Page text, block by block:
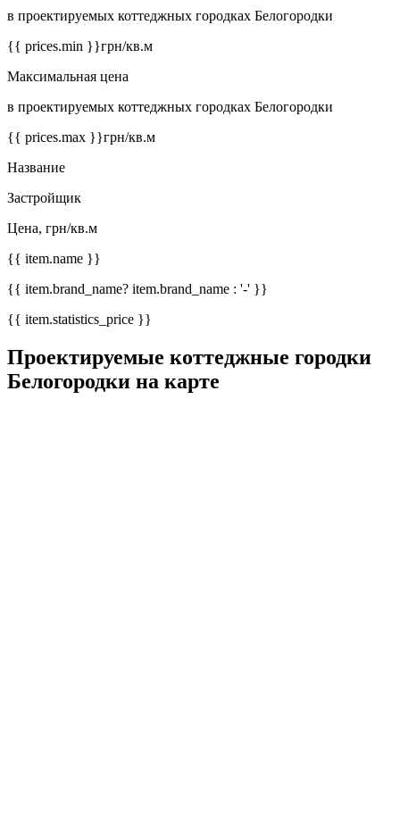
в проектируемых коттеджных городках Белогородки
{{ prices.min }}грн/кв.м
Максимальная цена
в проектируемых коттеджных городках Белогородки
{{ prices.max }}грн/кв.м
Название
Застройщик
Цена, грн/кв.м
{{ item.name }}
{{ item.brand_name? item.brand_name : '-' }}
{{ item.statistics_price }}
Проектируемые коттеджные городки
Белогородки на карте